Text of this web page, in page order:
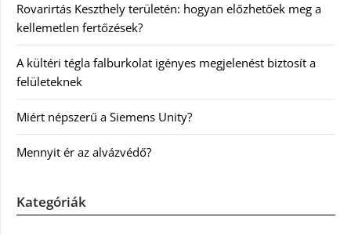
Rovarirtás Keszthely területén: hogyan előzhetőek meg a
kellemetlen fertőzések?
A kültéri tégla falburkolat igényes megjelenést biztosít a
felületeknek
Miért népszerű a Siemens Unity?
Mennyit ér az alvázvédő?
Kategóriák